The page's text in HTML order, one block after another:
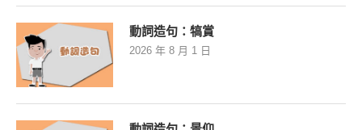
動詞造句：犒賞
2026 年 8 月 1 日